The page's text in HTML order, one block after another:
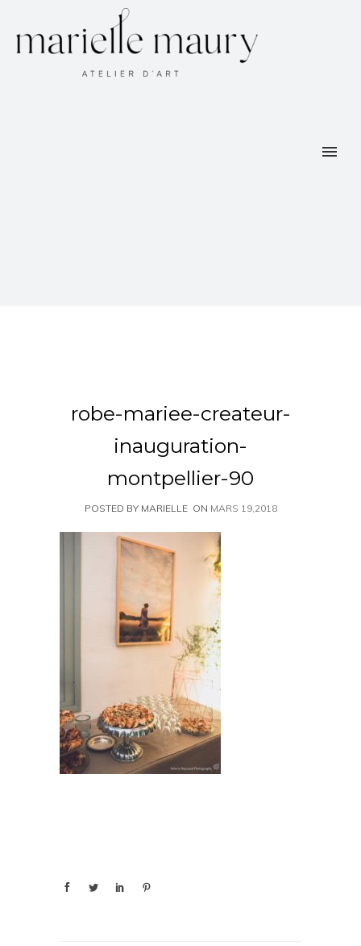
robe-mariee-createur-
inauguration-
montpellier-90
POSTED BY MARIELLE ON MARS 19,2018